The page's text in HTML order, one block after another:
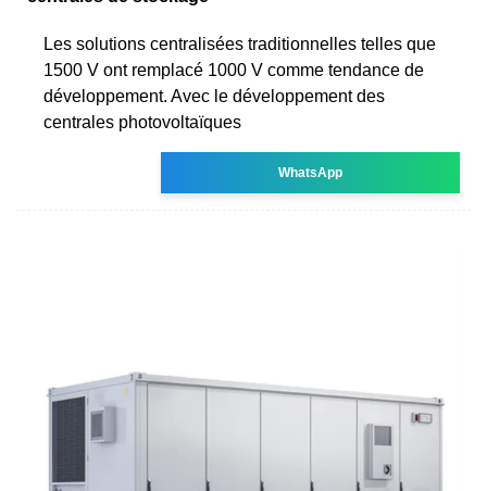
Les solutions centralisées traditionnelles telles que
1500 V ont remplacé 1000 V comme tendance de
développement. Avec le développement des
centrales photovoltaïques
WhatsApp